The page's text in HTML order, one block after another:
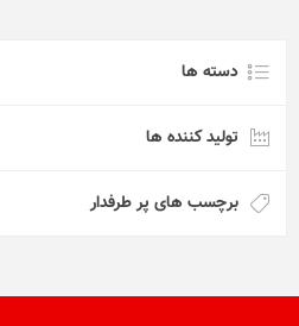
دسته ها
تولید کننده ها
برچسب های پر طرفدار